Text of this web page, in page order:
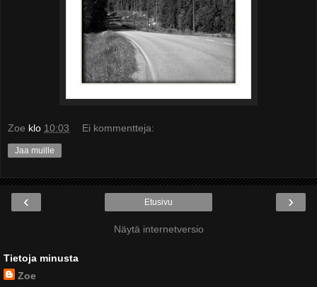
Zoe klo 10:03 Ei kommentteja:
Jaa muille
‹ ›
Etusivu
Näytä internetversio
Tietoja minusta
Zoe